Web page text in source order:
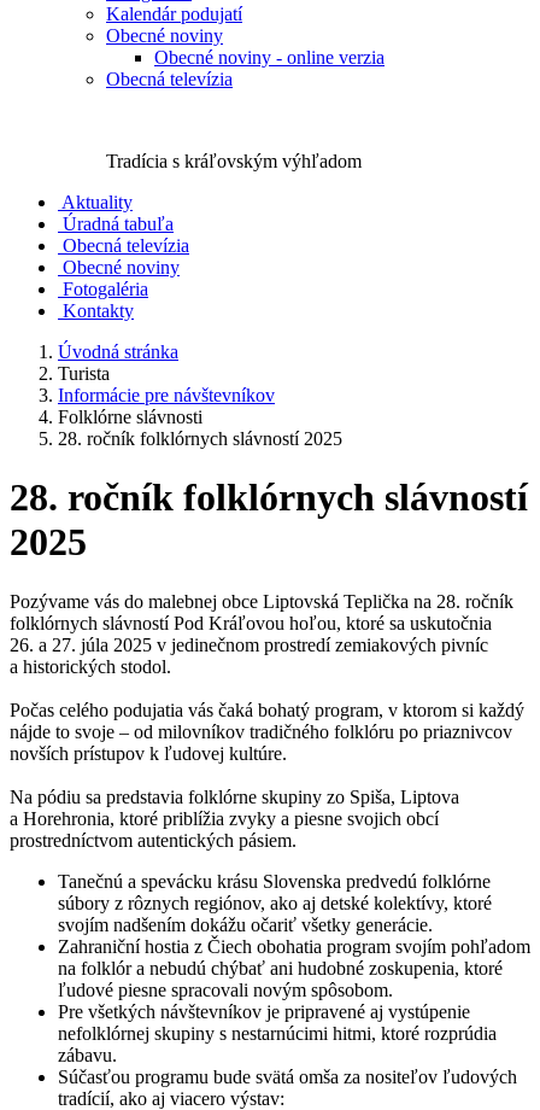
Kalendár podujatí
Obecné noviny
Obecné noviny - online verzia
Obecná televízia
Tradícia s kráľovským výhľadom
Aktuality
Úradná tabuľa
Obecná televízia
Obecné noviny
Fotogaléria
Kontakty
Úvodná stránka
Turista
Informácie pre návštevníkov
Folklórne slávnosti
28. ročník folklórnych slávností 2025
28. ročník folklórnych slávností
2025
Pozývame vás do malebnej obce Liptovská Teplička na 28. ročník
folklórnych slávností Pod Kráľovou hoľou, ktoré sa uskutočnia
26. a 27. júla 2025 v jedinečnom prostredí zemiakových pivníc
a historických stodol.
Počas celého podujatia vás čaká bohatý program, v ktorom si každý
nájde to svoje – od milovníkov tradičného folklóru po priaznivcov
novších prístupov k ľudovej kultúre.
Na pódiu sa predstavia folklórne skupiny zo Spiša, Liptova
a Horehronia, ktoré priblížia zvyky a piesne svojich obcí
prostredníctvom autentických pásiem.
Tanečnú a spevácku krásu Slovenska predvedú folklórne
súbory z rôznych regiónov, ako aj detské kolektívy, ktoré
svojím nadšením dokážu očariť všetky generácie.
Zahraniční hostia z Čiech obohatia program svojím pohľadom
na folklór a nebudú chýbať ani hudobné zoskupenia, ktoré
ľudové piesne spracovali novým spôsobom.
Pre všetkých návštevníkov je pripravené aj vystúpenie
nefolklórnej skupiny s nestarnúcimi hitmi, ktoré rozprúdia
zábavu.
Súčasťou programu bude svätá omša za nositeľov ľudových
tradícií, ako aj viacero výstav: